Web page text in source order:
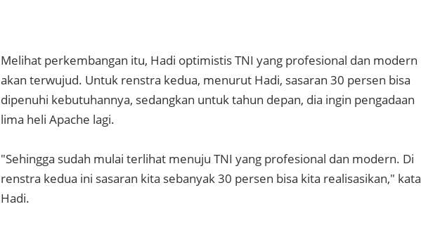
Melihat perkembangan itu, Hadi optimistis TNI yang profesional dan modern
akan terwujud. Untuk renstra kedua, menurut Hadi, sasaran 30 persen bisa
dipenuhi kebutuhannya, sedangkan untuk tahun depan, dia ingin pengadaan
lima heli Apache lagi.
"Sehingga sudah mulai terlihat menuju TNI yang profesional dan modern. Di
renstra kedua ini sasaran kita sebanyak 30 persen bisa kita realisasikan," kata
Hadi.